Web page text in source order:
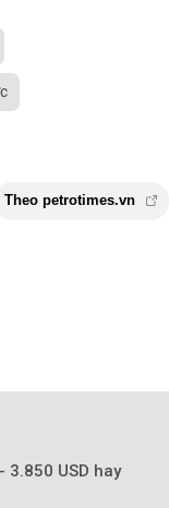
3.850 USD hay